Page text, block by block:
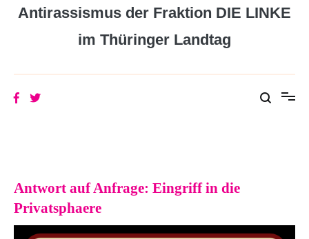
Antirassismus der Fraktion DIE LINKE
im Thüringer Landtag
Antwort auf Anfrage: Eingriff in die
Privatsphaere